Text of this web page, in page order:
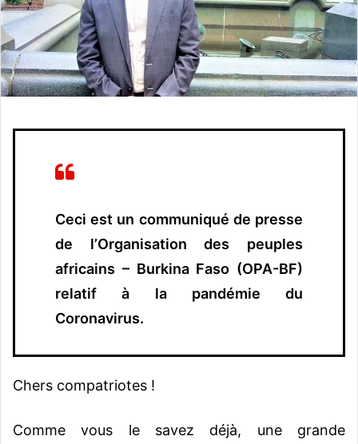
u
n
c
o
u
r
Ceci est un communiqué de presse
de l’Organisation des peuples
africains – Burkina Faso (OPA-BF)
relatif à la pandémie du
Coronavirus.
Chers compatriotes !
Comme vous le savez déjà, une grande